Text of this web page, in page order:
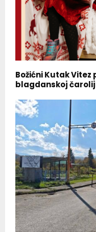
Božićni Kutak
blagdanskoj